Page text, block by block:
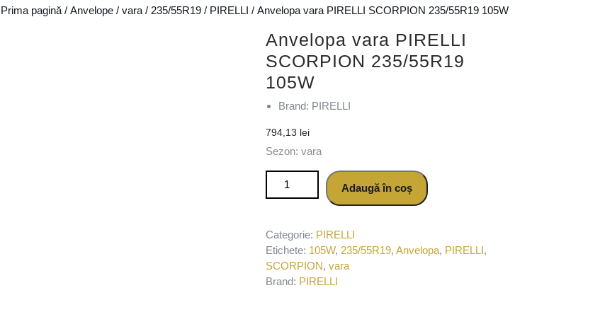
Prima pagină / Anvelope / vara / 235/55R19 / PIRELLI / Anvelopa vara PIRELLI SCORPION 235/55R19 105W
Anvelopa vara PIRELLI
SCORPION 235/55R19
105W
Brand: PIRELLI
794,13 lei
Sezon: vara
Cantitate Anvelopa vara PIRELLI SCORPION 235/55R19 105W
Adaugă în coș
Categorie: PIRELLI
Etichete: 105W, 235/55R19,Anvelopa, PIRELLI,
SCORPION,vara
Brand: PIRELLI